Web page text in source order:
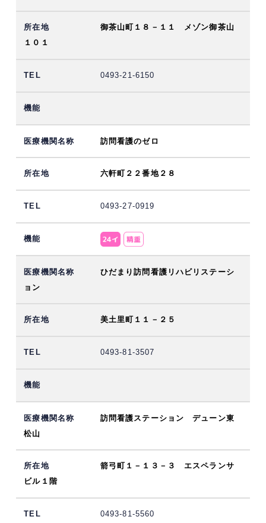
御茶山町１８－１１ メゾン御茶山
１０１
0493-21-6150
訪問看護のゼロ
六軒町２２番地２８
0493-27-0919
ひだまり訪問看護リハビリステーシ
ョン
美土里町１１－２５
0493-81-3507
訪問看護ステーション デューン東
松山
箭弓町１－１３－３ エスペランサ
ビル１階
0493-81-5560